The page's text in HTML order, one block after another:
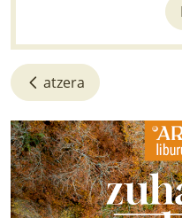
atzera